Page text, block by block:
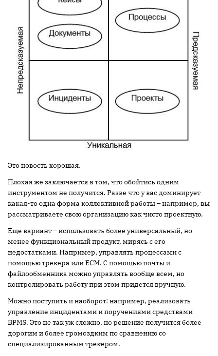
Это новость хорошая.
Плохая же заключается в том, что обойтись одним
инструментом не получится. Разве что у вас доминирует
какая-то одна форма коллективной работы – например, вы
рассматриваете свою организацию как чисто проектную.
Еще вариант – использовать более универсальный, но
менее функциональный продукт, мирясь с его
недостатками. Например, управлять процессами с
помощью трекера или ECM. С помощью почты и
файлообменника можно управлять вообще всем, но
контролировать работу при этом придется вручную.
Можно поступить и наоборот: например, реализовать
управление инцидентами и поручениями средствами
BPMS. Это не так уж сложно, но решение получится более
дорогим и более громоздким по сравнению со
специализированным трекером.